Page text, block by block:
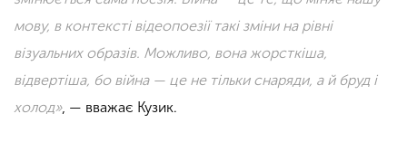
мову, в контексті відеопоезії такі зміни на рівні
візуальних образів. Можливо, вона жорсткіша,
відвертіша, бо війна — це не тільки снаряди, а й бруд і
холод», — вважає Кузик.